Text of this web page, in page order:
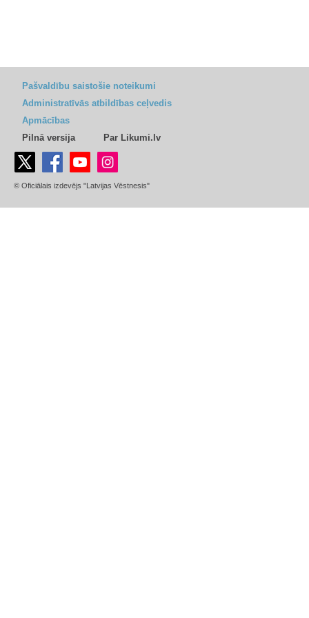
Pašvaldību saistošie noteikumi
Administratīvās atbildības ceļvedis
Apmācības
Pilnā versija
Par Likumi.lv
© Oficiālais izdevējs "Latvijas Vēstnesis"